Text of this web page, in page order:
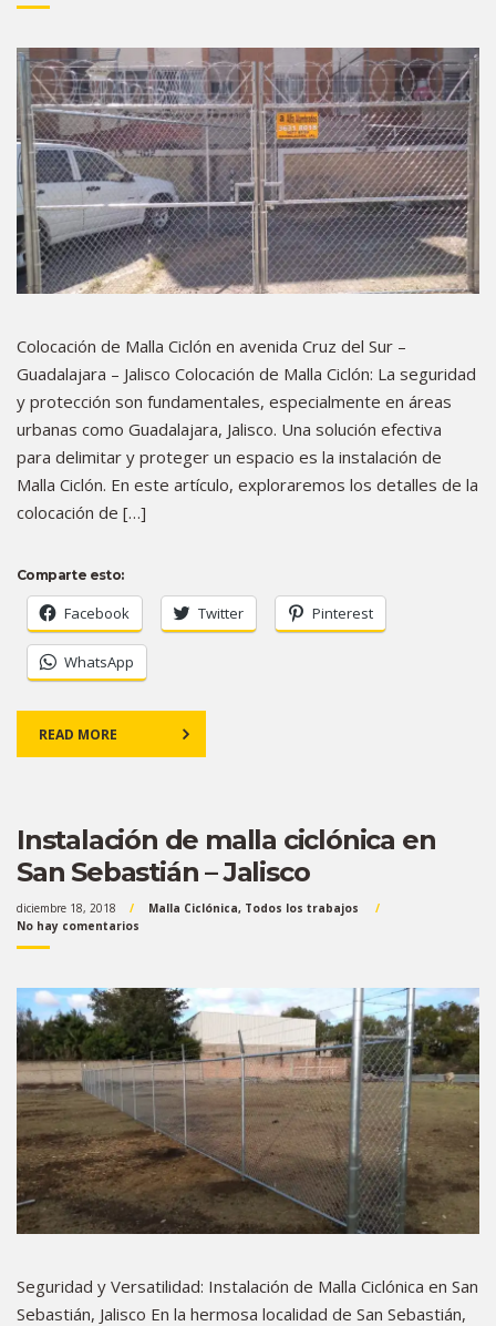
Colocación de Malla Ciclón en avenida Cruz del Sur –
Guadalajara – Jalisco Colocación de Malla Ciclón: La seguridad
y protección son fundamentales, especialmente en áreas
urbanas como Guadalajara, Jalisco. Una solución efectiva
para delimitar y proteger un espacio es la instalación de
Malla Ciclón. En este artículo, exploraremos los detalles de la
colocación de […]
Comparte esto:
Facebook Twitter Pinterest
WhatsApp
READ MORE
Instalación de malla ciclónica en
San Sebastián – Jalisco
diciembre 18, 2018 Malla Ciclónica, Todos los trabajos
No hay comentarios
Seguridad y Versatilidad: Instalación de Malla Ciclónica en San
Sebastián, Jalisco En la hermosa localidad de San Sebastián,